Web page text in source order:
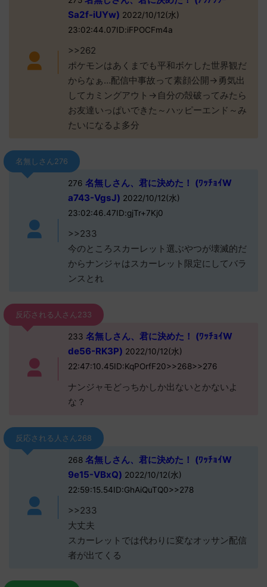
Sa2f-iUYw) 2022/10/12(水)
23:02:44.07ID:iFPOCFm4a
>>262
ポケモンはあくまでも平和ボケした世界観だ
からなぁ…配信中事故って素顔公開→勇気出
してカミングアウト→自分の殻破ってみたら
お友達いっぱいできた～ハッピーエンド～み
たいになるよ多分
名無しさん276
276 名無しさん、君に決めた！ (ﾜｯﾁｮｲW
a743-VgsJ) 2022/10/12(水)
23:02:46.47ID:gjTr+7Kj0
>>233
今のところスカーレット選ぶやつが壊滅的だ
からナンジャはスカーレット限定にしてバラ
ンスとれ
反応される人さん233
233 名無しさん、君に決めた！ (ﾜｯﾁｮｲW
de56-RK3P) 2022/10/12(水)
22:47:10.45ID:KqPOrfF20>>268>>276
ナンジャモどっちかしか出ないとかないよ
な？
反応される人さん268
268名無しさん、君に決めた！ (ﾜｯﾁｮｲW
9e15-VBxQ) 2022/10/12(水)
22:59:15.54ID:GhAiQuTQ0>>278
>>233
大丈夫
スカーレットでは代わりに変なオッサン配信
者が出てくる